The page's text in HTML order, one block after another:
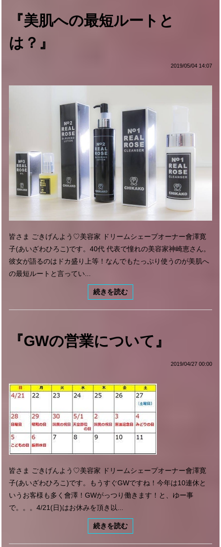
『美肌への最短ルートと
は？』
2019/05/04 14:07
皆さま ごきげんよう♡美容家 ドリームシェープオーナー會澤寛
子(あいざわひろこ)です。40代 代表で憧れの美容家神崎恵さん。
彼女が語るのはドカ盛り上等！なんでもたっぷり使うのが美肌へ
の最短ルートと言ってい...
続きを読む
『GWの営業について』
2019/04/27 00:00
皆さま ごきげんよう♡美容家 ドリームシェープオーナー會澤寛
子(あいざわひろこ)です。もうすぐGWですね！今年は10連休と
いうお客様も多く會澤！GWがっつり働きます！と、ゆー事
で。。。4/21(日)はお休みを頂き以...
続きを読む